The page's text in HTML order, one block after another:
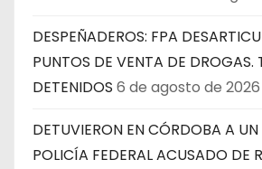
DESPEÑADEROS: FPA
PUNTOS DE VENTA DE DROGAS.
DETENIDOS 6 de agosto de 2026
DETUVIERON EN CÓRDOBA A UN
POLICÍA FEDERAL ACUSADO DE